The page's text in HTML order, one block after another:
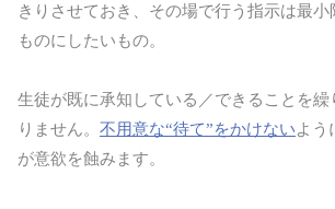
きりさせておき、その場で行う指示は最
ものにしたいもの。
生徒が既に承知している／できることを繰
りません。 不用意な“待て”をかけないよう
が意欲を蝕みます。